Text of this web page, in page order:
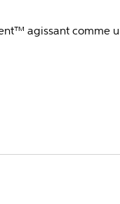
agissant comme